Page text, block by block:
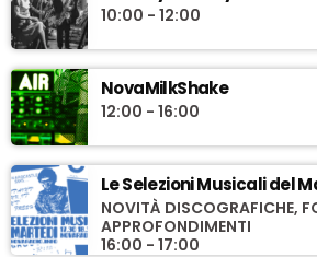
10:00 - 12:00
NovaMilkShake
12:00 - 16:00
Le Selezioni Musicali del
NOVITÀ DISCOGRAFICHE,
APPROFONDIMENTI
16:00 - 17:00